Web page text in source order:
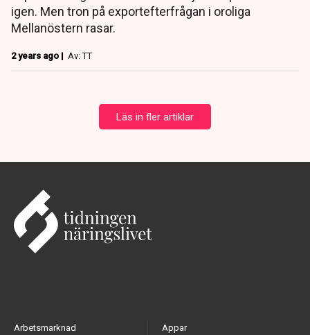
igen. Men tron på exportefterfrågan i oroliga
Mellanöstern rasar.
2 years ago | Av: TT
Läs in fler artiklar
Arbetsmarknad
Appar